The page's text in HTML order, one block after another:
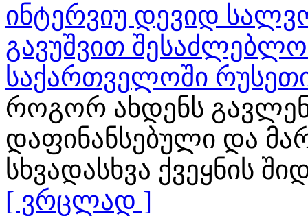
ინტერვიუ დევიდ
გავუშვით
საქართველოში
როგორ ახდენს
დაფინანსებული და
სხვადასხვა ქვეყნის
[ ვრცლად ]